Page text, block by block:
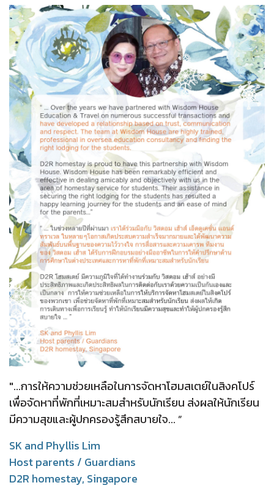
"...การให้ความช่วยเหลือในการจัดหาโฮมสเตย์ในสิงคโปร์
เพื่อจัดหาที่พักที่เหมาะสมสำหรับนักเรียน ส่งผลให้นักเรียน
มีความสุขและผู้ปกครองรู้สึกสบายใจ... ”
SK and Phyllis Lim
Host parents / Guardians
D2R homestay, Singapore